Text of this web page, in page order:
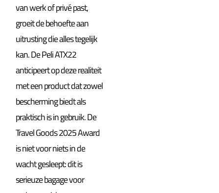
van werk of privé past,
groeit de behoefte aan
uitrusting die alles tegelijk
kan. De Peli ATX22
anticipeert op deze realiteit
met een product dat zowel
bescherming biedt als
praktisch is in gebruik. De
Travel Goods 2025 Award
is niet voor niets in de
wacht gesleept: dit is
serieuze bagage voor